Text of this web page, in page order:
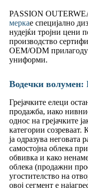
PASSION
меркае специјално
нудејќи тројни цени
производство
OEM/ODM
униформи.
Водечки волумен:
Грејачките елеци
продажба, иако
однос на грејачките
категории созреваат.
ја одразува неговата
самостојна облека
обвивка и како
облека (продажни
угостителство на
овој сегмент е